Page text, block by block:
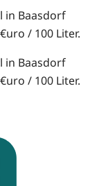
in Baasdorf
/ 100 Liter.
in Baasdorf
/ 100 Liter.